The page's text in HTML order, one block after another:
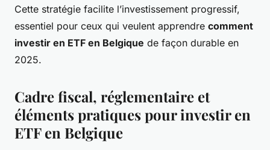
Cette stratégie facilite l’investissement progressif,
essentiel pour ceux qui veulent apprendre comment
investir en ETF en Belgique de façon durable en
2025.
Cadre fiscal, réglementaire et
éléments pratiques pour investir en
ETF en Belgique